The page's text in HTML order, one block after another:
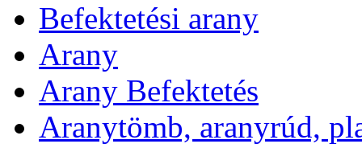
Befektetési arany
Arany
Arany Befektetés
Aranytömb, aranyrúd,